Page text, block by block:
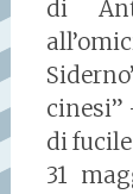
di
cinesi”
di
31